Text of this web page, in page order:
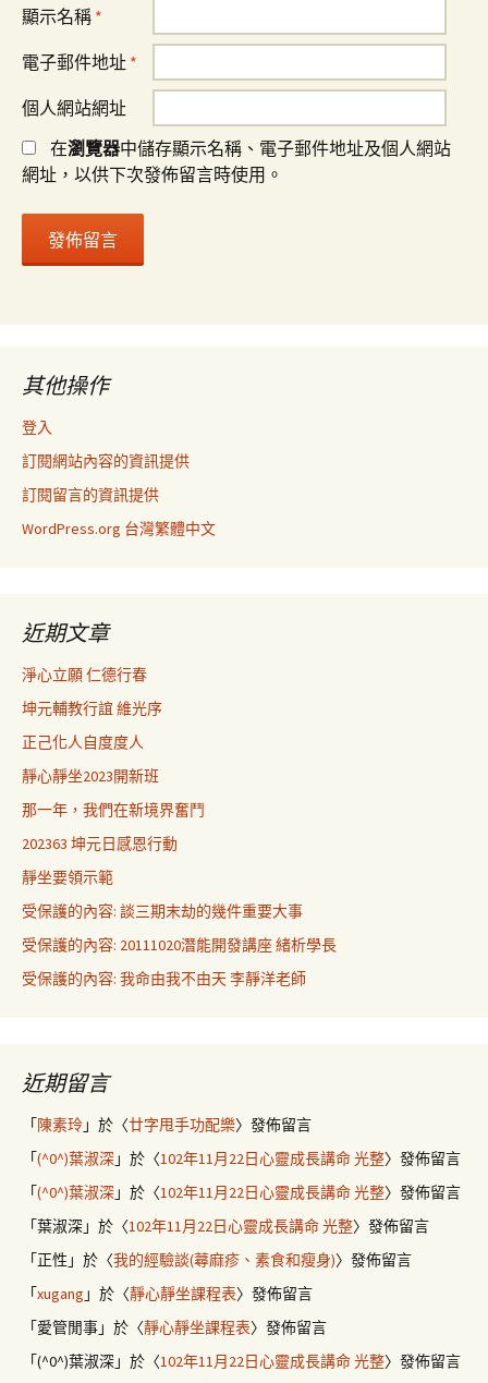
顯示名稱 *
電子郵件地址 *
個人網站網址
在瀏覽器中儲存顯示名稱、電子郵件地址及個人網站
網址，以供下次發佈留言時使用。
其他操作
登入
訂閱網站內容的資訊提供
訂閱留言的資訊提供
WordPress.org 台灣繁體中文
近期文章
淨心立願 仁德行春
坤元輔教行誼 維光序
正己化人自度度人
靜心靜坐2023開新班
那一年，我們在新境界奮鬥
202363 坤元日感恩行動
靜坐要領示範
受保護的內容: 談三期末劫的幾件重要大事
受保護的內容: 20111020潛能開發講座 緒析學長
受保護的內容: 我命由我不由天 李靜洋老師
近期留言
「陳素玲」於〈廿字甩手功配樂〉發佈留言
「(^0^)葉淑深」於〈102年11月22日心靈成長講命 光整〉發佈留言
「(^0^)葉淑深」於〈102年11月22日心靈成長講命 光整〉發佈留言
「葉淑深」於〈102年11月22日心靈成長講命 光整〉發佈留言
「正性 」於〈我的經驗談(蕁麻疹、素食和瘦身)〉發佈留言
「xugang 」於〈靜心靜坐課程表〉發佈留言
「愛管閒事」於〈靜心靜坐課程表〉發佈留言
「(^0^)葉淑深」於〈102年11月22日心靈成長講命 光整〉發佈留言